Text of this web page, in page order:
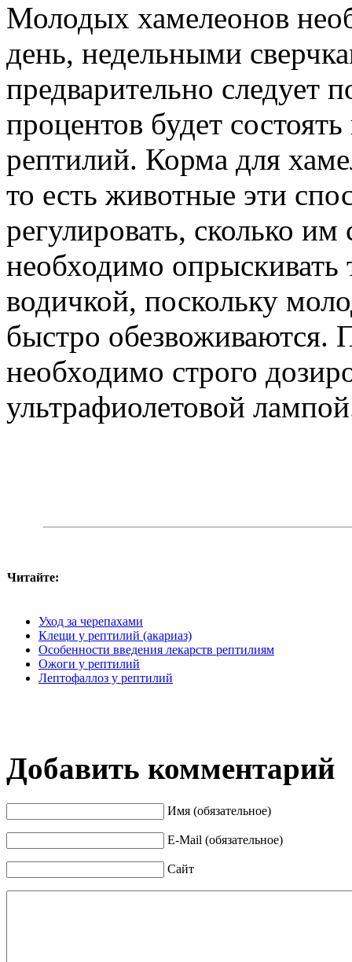
Молодых хамелеонов
день, недельными
предварительно следует
процентов будет
рептилий. Корма для
то есть животные эти
регулировать, сколько им
необходимо опрыскивать
водичкой, поскольку
быстро обезвоживаются.
необходимо строго
ультрафиолетовой
Читайте:
Уход за черепахами
Клещи у рептилий (акариаз)
Особенности введения лекарств рептилиям
Ожоги у рептилий
Лептофаллоз у рептилий
Добавить комментарий
Имя (обязательное)
E-Mail (обязательное)
Сайт